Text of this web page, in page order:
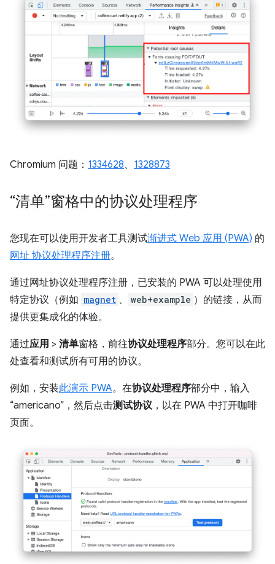
Chromium 问题： 1334628、 1328873
“清单”窗格中的协议处理程序
您现在可以使用开发者工具测试渐进式 Web 应用 (PWA) 的
网址 协议处理程序注册。
通过网址协议处理程序注册，已安装的 PWA 可以处理使用
特定协议（例如 magnet 、 web+example ）的链接，从而
提供更集成化的体验。
通过应用 > 清单窗格，前往协议处理程序部分。您可以在此
处查看和测试所有可用的协议。
例如，安装此演示 PWA。在协议处理程序部分中，输入
“americano”，然后点击测试协议 ，以在 PWA 中打开咖啡
页面。